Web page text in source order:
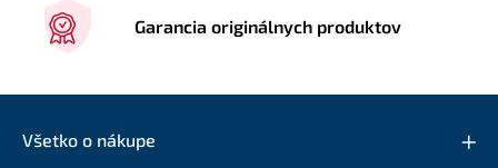
Garancia originálnych produktov
Všetko o nákupe